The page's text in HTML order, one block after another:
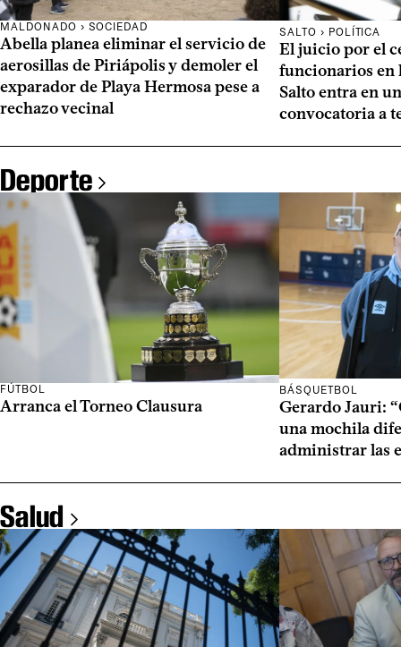
MALDONADO › SOCIEDAD
Abella planea eliminar el servicio de
aerosillas de Piriápolis y demoler el
exparador de Playa Hermosa pese a
rechazo vecinal
SALTO › POLÍTICA
El juicio por el
funcionarios en
Salto entra en
convocatoria a
Deporte
FÚTBOL
Arranca el Torneo Clausura
BÁSQUETBOL
Gerardo Jauri:
una mochila
administrar las
Salud